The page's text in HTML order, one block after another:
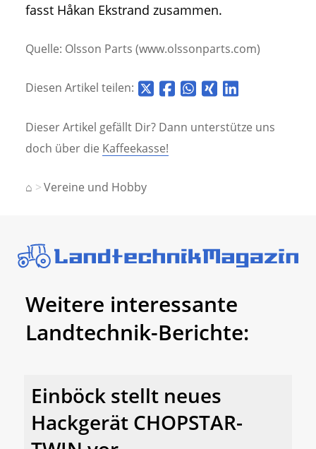
fasst Håkan Ekstrand zusammen.
Quelle: Olsson Parts (www.olssonparts.com)
Diesen Artikel teilen:
Dieser Artikel gefällt Dir? Dann unterstütze uns
doch über die Kaffeekasse!
⌂ Vereine und Hobby
Weitere interessante
Landtechnik-Berichte:
Einböck stellt neues
Hackgerät CHOPSTAR-